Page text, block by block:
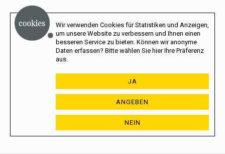
Wir verwenden Cookies für Statistiken und Anzeigen,
um unsere Website zu verbessern und Ihnen einen
besseren Service zu bieten. Können wir anonyme
Daten erfassen? Bitte wählen Sie hier Ihre Präferenz
aus.
JA
ANGEBEN
NEIN